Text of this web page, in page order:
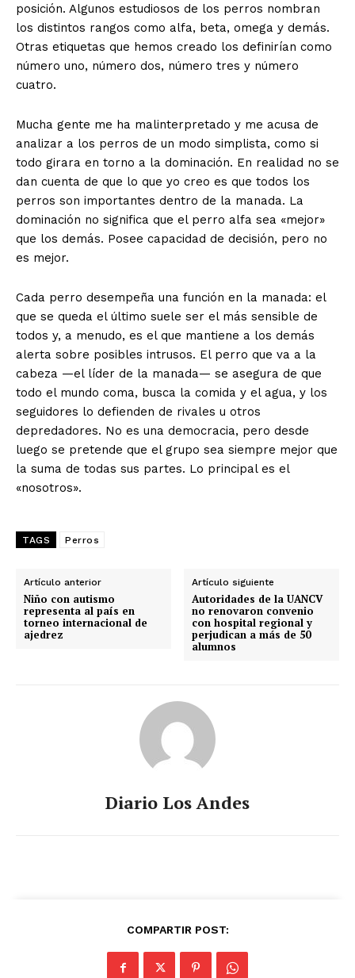
posición. Algunos estudiosos de los perros nombran
los distintos rangos como alfa, beta, omega y demás.
Otras etiquetas que hemos creado los definirían como
número uno, número dos, número tres y número
cuatro.
Mucha gente me ha malinterpretado y me acusa de
analizar a los perros de un modo simplista, como si
todo girara en torno a la dominación. En realidad no se
dan cuenta de que lo que yo creo es que todos los
perros son importantes dentro de la manada. La
dominación no significa que el perro alfa sea «mejor»
que los demás. Posee capacidad de decisión, pero no
es mejor.
Cada perro desempeña una función en la manada: el
que se queda el último suele ser el más sensible de
todos y, a menudo, es el que mantiene a los demás
alerta sobre posibles intrusos. El perro que va a la
cabeza —el líder de la manada— se asegura de que
todo el mundo coma, busca la comida y el agua, y los
seguidores lo defienden de rivales u otros
depredadores. No es una democracia, pero desde
luego se pretende que el grupo sea siempre mejor que
la suma de todas sus partes. Lo principal es el
«nosotros».
TAGS Perros
Artículo anterior
Niño con autismo
representa al país en
torneo internacional de
ajedrez
Artículo siguiente
Autoridades de la UANCV
no renovaron convenio
con hospital regional y
perjudican a más de 50
alumnos
Diario Los Andes
COMPARTIR POST: